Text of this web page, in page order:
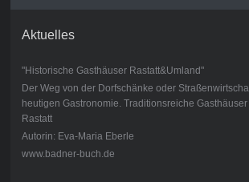
Aktuelles
"Historische Gasthäuser Rastatt&Umland"
Der Weg von der Dorfschänke oder
heutigen Gastronomie. Traditionsreiche
Rastatt
Autorin: Eva-Maria Eberle
www.badner-buch.de